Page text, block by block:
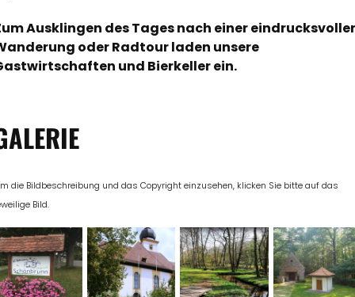
Ausklingen des Tages nach einer
oder Radtour laden unsere
und Bierkeller ein.
die Bildbeschreibung und das Copyright einzusehen, klicken Sie bitte auf das
Bild.